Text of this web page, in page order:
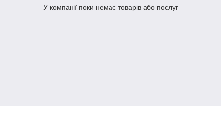
У компанії поки немає товарів або послуг